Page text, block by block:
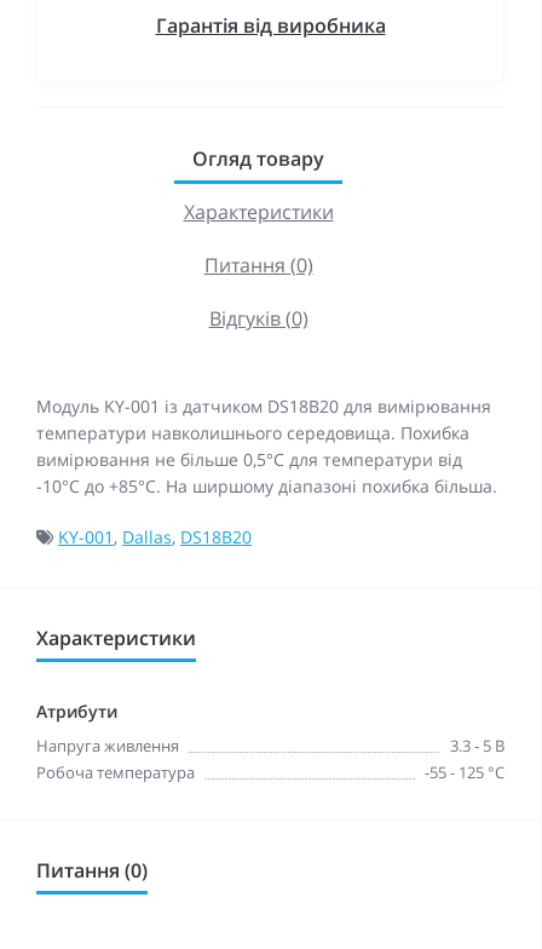
Гарантія від виробника
Огляд товару
Характеристики
Питання (0)
Відгуків (0)
Модуль KY-001 із датчиком DS18B20 для вимірювання
температури навколишнього середовища. Похибка
вимірювання не більше 0,5°С для температури від
-10°С до +85°С. На ширшому діапазоні похибка більша.
KY-001 , Dallas, DS18B20
Характеристики
Атрибути
Напруга живлення
3.3 - 5 В
Робоча температура
-55 - 125 °C
Питання (0)